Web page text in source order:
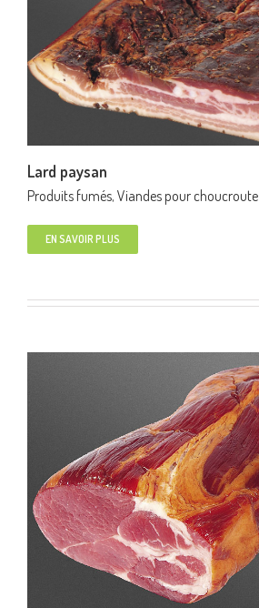
Lard paysan
Produits fumés, Viandes pour choucroute
EN SAVOIR PLUS